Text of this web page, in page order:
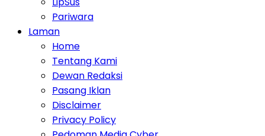
Pariwara
Laman
Home
Tentang Kami
Dewan Redaksi
Pasang Iklan
Disclaimer
Privacy Policy